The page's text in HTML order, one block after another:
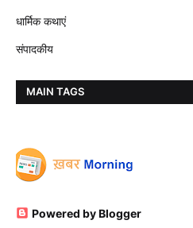
धार्मिक कथाएं
संपादकीय
MAIN TAGS
Powered by Blogger